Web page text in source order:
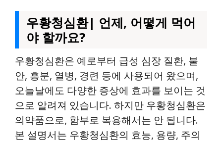
우황청심환| 언제, 어떻게 먹어
야 할까요?
우황청심환은 예로부터 급성 심장 질환, 불
안, 흥분, 열병, 경련 등에 사용되어 왔으며,
오늘날에도 다양한 증상에 효과를 보이는 것
으로 알려져 있습니다. 하지만 우황청심환은
의약품으로, 함부로 복용해서는 안 됩니다.
본 설명서는 우황청심환의 효능, 용량, 주의